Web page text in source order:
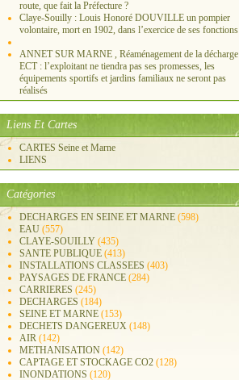
route, que fait la Préfecture ?
Claye-Souilly : Louis Honoré DOUVILLE un pompier
volontaire, mort en 1902, dans l’exercice de ses fonctions
ANNET SUR MARNE , Réaménagement de la décharge
ECT : l’exploitant ne tiendra pas ses promesses, les
équipements sportifs et jardins familiaux ne seront pas
réalisés
Liens Et Cartes
CARTES Seine et Marne
LIENS
Catégories
DECHARGES EN SEINE ET MARNE (598)
EAU (557)
CLAYE-SOUILLY (435)
SANTE PUBLIQUE (413)
INSTALLATIONS CLASSEES (403)
PAYSAGES DE FRANCE (284)
CARRIERES (245)
DECHARGES (184)
SEINE ET MARNE (153)
DECHETS DANGEREUX (148)
AIR (142)
METHANISATION (142)
CAPTAGE ET STOCKAGE CO2 (128)
INONDATIONS (120)